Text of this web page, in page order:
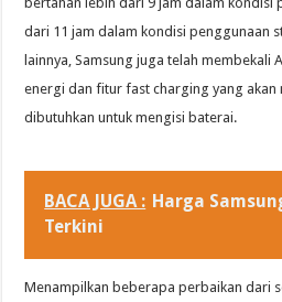
dari 11 jam dalam kondisi penggunaan
lainnya, Samsung juga telah membekali
energi dan fitur fast charging yang akan
dibutuhkan untuk mengisi baterai.
BACA JUGA : Harga
Terkini
Menampilkan beberapa perbaikan dari